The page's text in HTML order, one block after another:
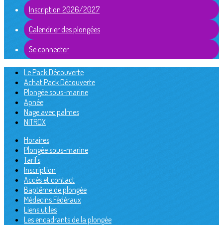
Inscription 2026/2027
Calendrier des plongées
Se connecter
Le Pack Découverte
Achat Pack Découverte
Plongée sous-marine
Apnée
Nage avec palmes
NITROX
Horaires
Plongée sous-marine
Tarifs
Inscription
Accès et contact
Baptême de plongée
Médecins Fédéraux
Liens utiles
Les encadrants de la plongée